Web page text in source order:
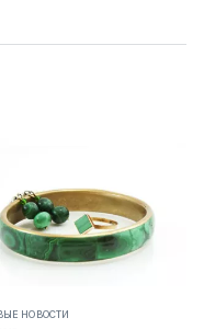
НОВОСТИ